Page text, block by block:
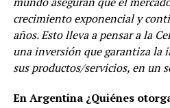
crecimiento exponencial y
años. Esto lleva a pensar a la
una inversión que garantiza la
sus productos/servicios, en un
En Argentina ¿Quiénes